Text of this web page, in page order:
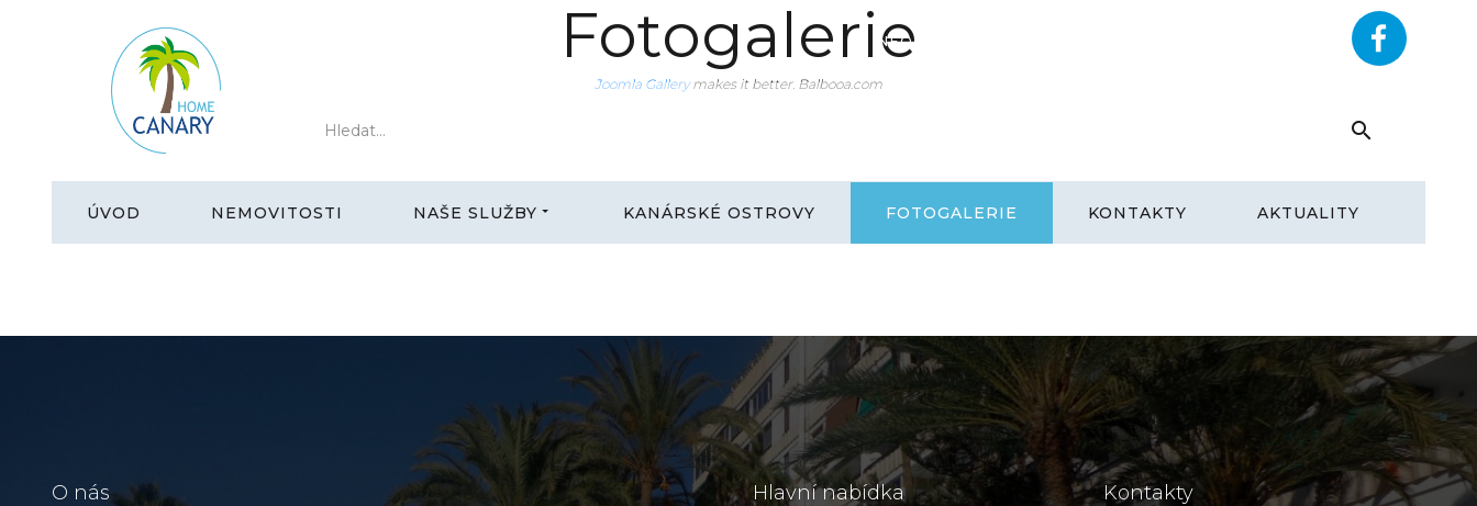
INFO@CANARYHOME.CZ
ÚVOD NEMOVITOSTI NAŠE SLUŽBY KANÁRSKÉ OSTROVY FOTOGALERIE KONTAKTY AKTUALITY
Fotogalerie
Joomla Gallerymakes it better. Balbooa.com
O nás Hlavní nabídka Kontakty